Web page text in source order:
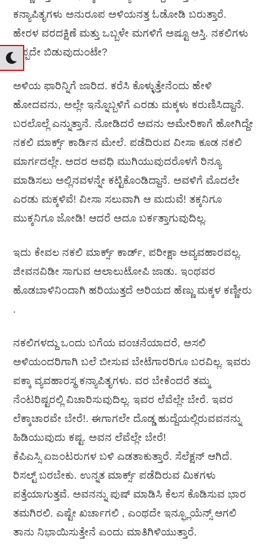
ಕನ್ಯಾಪಿತೃಗಳು ಅನುರೂಪ ಅಳಿಯನತ್ತ ಓಡೋಡಿ ಬರುತ್ತಾರೆ.
ಹೇರಳ ವರದಕ್ಷಿಣೆ ಮತ್ತು ಒಬ್ಬಳೇ ಮಗಳಿಗೆ ಅಷ್ಟೂ ಆಸ್ತಿ. ನಕಲಿಗಳು
ಒಪ್ಪದೇ ಬಿಡುವುದುಂಟೇ?
ಅಳಿಯ ಫಾರಿನ್ನಿಗೆ ಜಾರಿದ. ಕರೆಸಿ ಕೊಳ್ಳುತ್ತೇನೆಂದು ಹೇಳಿ
ಹೋದವನು, ಅಲ್ಲೇ ಇನ್ನೊಬ್ಬಳಿಗೆ ಎರಡು ಮಕ್ಕಳು ಕರುಣಿಸಿದ್ದಾನೆ.
ಬರಲೊಲ್ಲೆ ಎನ್ನುತ್ತಾನೆ. ನೋಡಿದರೆ ಅವನು ಅಮೇರಿಕಾಗೆ ಹೋಗಿದ್ದೇ
ನಕಲಿ ಮಾರ್ಕ್ಸ್ ಕಾರ್ಡಿನ ಮೇಲೆ. ಪಡೆದಿರುವ ವೀಸಾ ಕೂಡ ನಕಲಿ
ಮಾರ್ಗದಲ್ಲೇ. ಅದರ ಅವಧಿ ಮುಗಿಯುವುದರೊಳಗೆ ರಿನ್ಯೂ
ಮಾಡಿಸಲು ಅಲ್ಲಿನವಳನ್ನೇ ಕಟ್ಟಿಕೊಂಡಿದ್ದಾನೆ. ಅವಳಿಗೆ ಮೊದಲೇ
ಎರಡು ಮಕ್ಕಳಿವೆ! ವೀಸಾ ಸಲುವಾಗಿ ಆ ಮದುವೆ! ತಕ್ಕನಿಗೂ
ಮುಕ್ಕನಿಗೂ ಜೋಡಿ! ಆದರೆ ಅದೂ ಬರ್ಕತ್ತಾಗುವುದಿಲ್ಲ.
ಇದು ಕೇವಲ ನಕಲಿ ಮಾರ್ಕ್ಸ್ ಕಾರ್ಡ್, ಪರೀಕ್ಷಾ ಅವ್ಯವಹಾರವಲ್ಲ.
ಜೀವನವಿಡೀ ಸಾಗುವ ಅಲಾಲುಟೋಪಿ ಜಾಡು. ಇಂಥವರ
ಹೊಡಬಾಳಿನಿಂದಾಗಿ ಹರಿಯುತ್ತದೆ ಅರಿಯದ ಹೆಣ್ಣು ಮಕ್ಕಳ ಕಣ್ಣೀರು
.
ನಕಲಿಗಳದ್ದು ಒಂದು ಬಗೆಯ ವಂಚನೆಯಾದರೆ, ಅಸಲಿ
ಅಳಿಯಂದರಿಗಾಗಿ ಬಲೆ ಬೀಸುವ ಬೇಟೆಗಾರರಿಗೂ ಬರವಿಲ್ಲ. ಇವರು
ಪಕ್ಕಾ ವ್ಯವಹಾರಸ್ಥ ಕನ್ಯಾಪಿತೃಗಳು. ವರ ಬೇಕೆಂದರೆ ತಮ್ಮ
ನೆಂಟರಿಷ್ಟರಲ್ಲಿ ವಿಚಾರಿಸುವುದಿಲ್ಲ. ಇವರ ಲೆವೆಲ್ಲೇ ಬೇರೆ. ಇವರ
ಲೆಕ್ಕಾಚಾರವೇ ಬೇರೆ!. ಈಗಾಗಲೇ ದೊಡ್ಡ ಹುದ್ದೆಯಲ್ಲಿರುವವನನ್ನು
ಹಿಡಿಯುವುದು ಕಷ್ಟ. ಅವನ ಲೆವೆಲ್ಲೇ ಬೇರೆ!
ಕೆಪಿಎಸ್ಸಿ ಏಜಂಟರುಗಳ ಬಳಿ ಎಡತಾಕುತ್ತಾರೆ. ಸೆಲೆಕ್ಷನ್ ಆಗಿದೆ.
ರಿಸಲ್ಟ್ ಬರಬೇಕು. ಉನ್ನತ ಮಾರ್ಕ್ಸ್ ಪಡೆದಿರುವ ಮಿಕಗಳು
ಪತ್ತೆಯಾಗುತ್ತವೆ. ಅವನನ್ನು ಪುಷ್ ಮಾಡಿಸಿ ಕೆಲಸ ಕೊಡಿಸುವ ಭಾರ
ತಮಗಿರಲಿ. ಎಷ್ಟೇ ಖರ್ಚಾಗಲಿ , ಎಂಥದೇ ಇನ್ಫ್ಲೂಯೆನ್ಸ್ ಆಗಲಿ
ತಾನು ನಿಭಾಯಿಸುತ್ತೇನೆ ಎಂದು ಮಾತಿಗಿಳಿಯುತ್ತಾರೆ.